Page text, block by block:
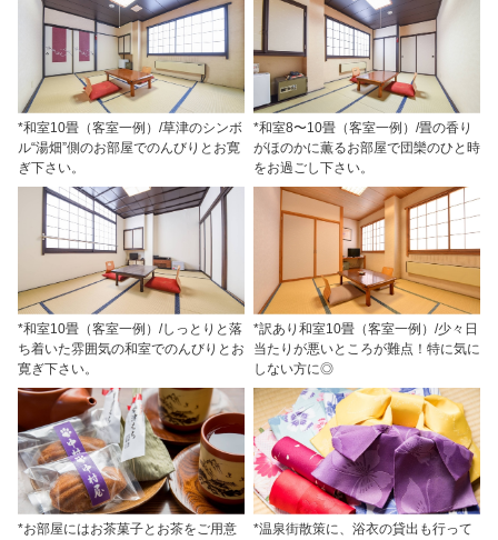
*和室10畳（客室一例）/草津のシンボ
ル“湯畑”側のお部屋でのんびりとお寛
ぎ下さい。
*和室8〜10畳（客室一例）/畳の香り
がほのかに薫るお部屋で団欒のひと時
をお過ごし下さい。
*和室10畳（客室一例）/しっとりと落
ち着いた雰囲気の和室でのんびりとお
寛ぎ下さい。
*訳あり和室10畳（客室一例）/少々日
当たりが悪いところが難点！特に気に
しない方に◎
*お部屋にはお茶菓子とお茶をご用意
*温泉街散策に、浴衣の貸出も行って